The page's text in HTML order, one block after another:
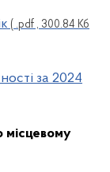
( .pdf , 300.84 Кб
за 2024
місцевому